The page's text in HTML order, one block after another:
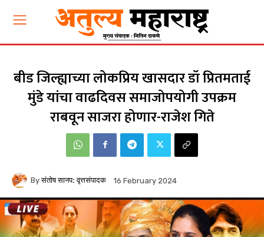
बीड जिल्ह्याच्या लोकप्रिय खासदार डॉ प्रितमताई
मुंडे यांचा वाढदिवस समाजोपयोगी उपक्रम
राबवून साजरा होणार-राजेश गिते
By संतोष सानप: वृत्तसंपादक 16 February 2024